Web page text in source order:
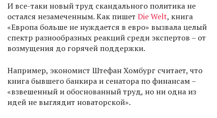
И все-таки новый труд скандального политика не
остался незамеченным. Как пишет Die Welt, книга
«Европа больше не нуждается в евро» вызвала целый
спектр разнообразных реакций среди экспертов – от
возмущения до горячей поддержки.
Например, экономист Штефан Хомбург считает, что
книга бывшего банкира и сенатора по финансам –
«взвешенный и обоснованный труд, но ни одна из
идей не выглядит новаторской».